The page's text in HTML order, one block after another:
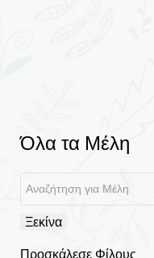
Όλα τα Μέλη
Ξεκίνα
Προσκάλεσε Φίλους